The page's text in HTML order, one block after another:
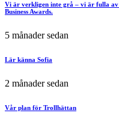
Vi är verkligen inte grå – vi är fulla
Business Awards.
5 månader sedan
Lär känna Sofia
2 månader sedan
Vår plan för Trollhättan